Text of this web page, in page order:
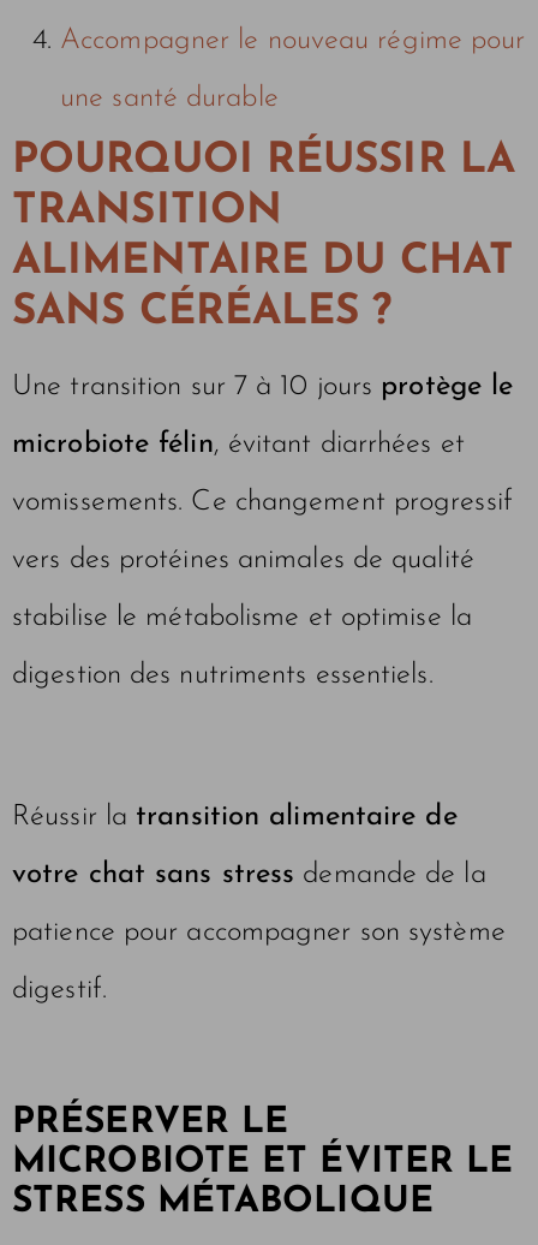
Accompagner le nouveau régime pour
une santé durable
POURQUOI RÉUSSIR LA
TRANSITION
ALIMENTAIRE DU CHAT
SANS CÉRÉALES ?
Une transition sur 7 à 10 jours protège le
microbiote félin, évitant diarrhées et
vomissements. Ce changement progressif
vers des protéines animales de qualité
stabilise le métabolisme et optimise la
digestion des nutriments essentiels.
Réussir la transition alimentaire de
votre chat sans stress demande de la
patience pour accompagner son système
digestif.
PRÉSERVER LE
MICROBIOTE ET ÉVITER LE
STRESS MÉTABOLIQUE